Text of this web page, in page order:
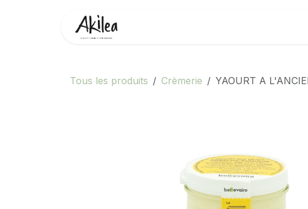
Tous les produits Crèmerie YAOURT A